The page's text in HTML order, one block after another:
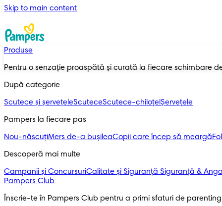
Skip to main content
Produse
Pentru o senzație proaspătă și curată la fiecare schimbare
După categorie
Scutece și șervețeleScuteceScutece-chiloțelȘervețele
Pampers la fiecare pas
Nou-născuțiMers de-a bușileaCopii care încep să meargă
Descoperă mai multe
Campanii și ConcursuriCalitate și Siguranță Siguranță &
Pampers Club
Înscrie-te în Pampers Club pentru a primi sfaturi de